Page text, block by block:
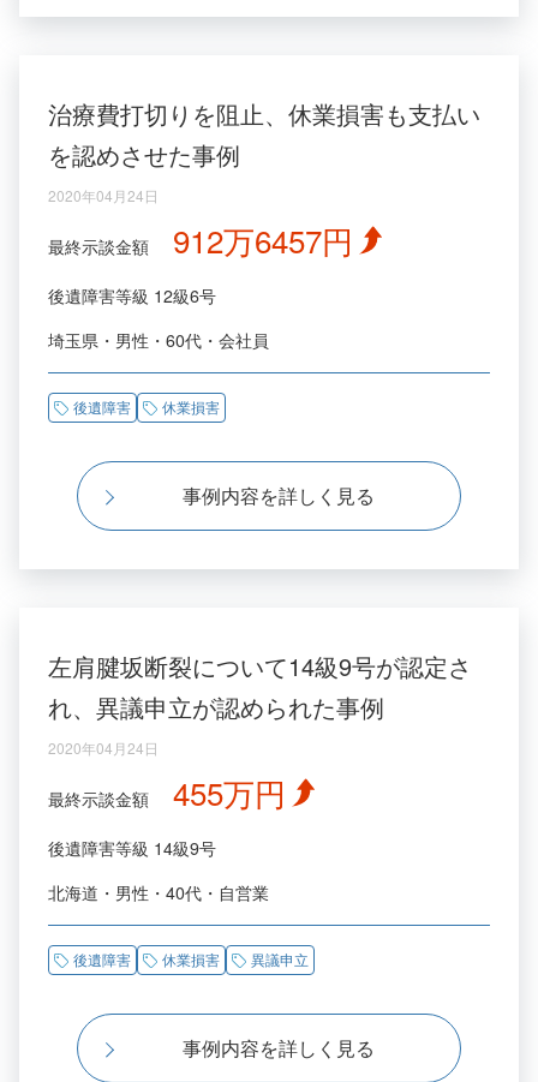
治療費打切りを阻止、休業損害も支払い
を認めさせた事例
2020年04月24日
最終示談金額 912万6457円
後遺障害等級 12級6号
埼玉県
男性 60代 会社員
後遺障害 休業損害
事例内容を詳しく見る
左肩腱坂断裂について14級9号が認定さ
れ、異議申立が認められた事例
2020年04月24日
最終示談金額 455万円
後遺障害等級 14級9号
北海道
男性 40代 自営業
後遺障害 休業損害 異議申立
事例内容を詳しく見る